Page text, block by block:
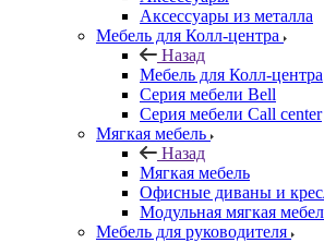
Аксессуары из металла
Мебель для Колл-центра
Назад
Мебель для Колл-центра
Серия мебели Bell
Серия мебели Call center
Мягкая мебель
Назад
Мягкая мебель
Офисные диваны и
Модульная мягкая
Мебель для руководителя